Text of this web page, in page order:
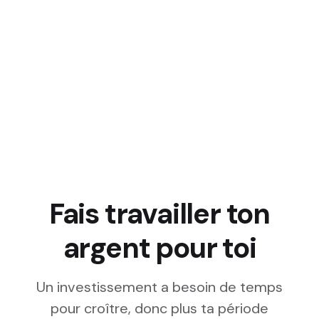
Fais travailler ton
argent pour toi
Un investissement a besoin de temps
pour croître, donc plus ta période